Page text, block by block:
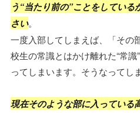
う“当たり前の”ことをしてい
さい。
一度入部してしまえば、「その
校生の常識とはかけ離れた“常
ってしまいます。そうなってし
現在そのような部に入っている